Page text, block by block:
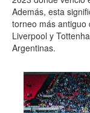
Además, esta
torneo más antiguo
Liverpool y
Argentinas.